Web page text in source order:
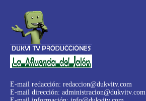
E-mail redacción: redaccion@dukvitv.com
E-mail dirección: administracion@dukvitv.com